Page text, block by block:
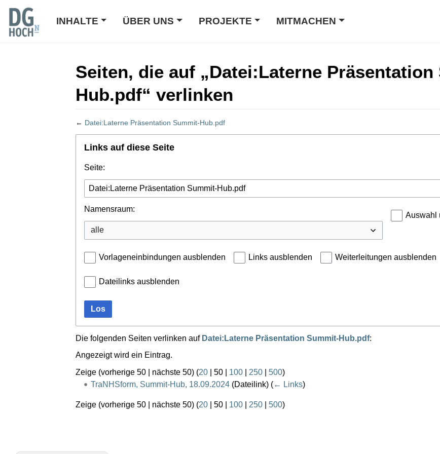
INHALTE ÜBER UNS PROJEKTE MITMACHEN
Seiten, die auf „Datei:Laterne Präsentation
Hub.pdf“ verlinken
← Datei:Laterne Präsentation Summit-Hub.pdf
Wechseln zu:Navigation,Suche
Links auf diese Seite
Seite:
Namensraum:
Auswahl
Vorlageneinbindungen ausblenden Links ausblenden Weiterleitungen ausblenden
Dateilinks ausblenden
Los
Die folgenden Seiten verlinken auf Datei:Laterne Präsentation Summit-Hub.pdf:
Angezeigt wird ein Eintrag.
Zeige (vorherige 50 nächste 50) (20 50 100 250 500)
TraNHSform, Summit-Hub, 18.09.2024(Dateilink) (← Links)
Zeige (vorherige 50 nächste 50) (20 50 100 250 500)